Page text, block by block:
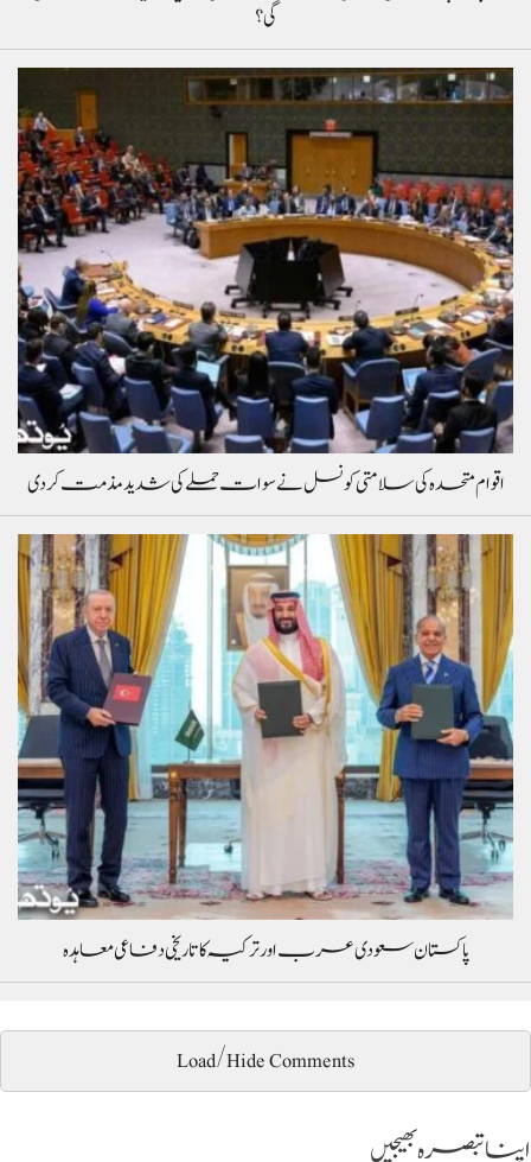
گی؟
اقوام متحدہ کی سلامتی کونسل نے سوات حملے کی شدید مذمت کردی
پاکستان سعودی عرب اور ترکیہ کا تاریخی دفاعی معاہدہ
Load/Hide Comments
اپنا تبصرہ بھیجیں